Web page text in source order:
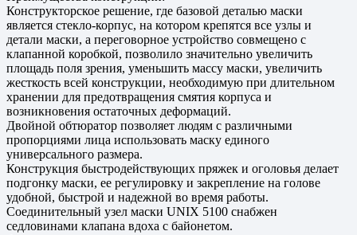
Конструкторское решение, где базовой деталью маски
является стекло-корпус, на котором крепятся все узлы и
детали маски, а переговорное устройство совмещено с
клапанной коробкой, позволило значительно увеличить
площадь поля зрения, уменьшить массу маски, увеличить
жесткость всей конструкции, необходимую при длительном
хранении для предотвращения смятия корпуса и
возникновения остаточных деформаций.
Двойной обтюратор позволяет людям с различными
пропорциями лица использовать маску единого
универсального размера.
Конструкция быстродействующих пряжек и оголовья делает
подгонку маски, ее регулировку и закрепление на голове
удобной, быстрой и надежной во время работы.
Соединительный узел маски UNIX 5100 снабжен
седловинами клапана вдоха с байонетом.